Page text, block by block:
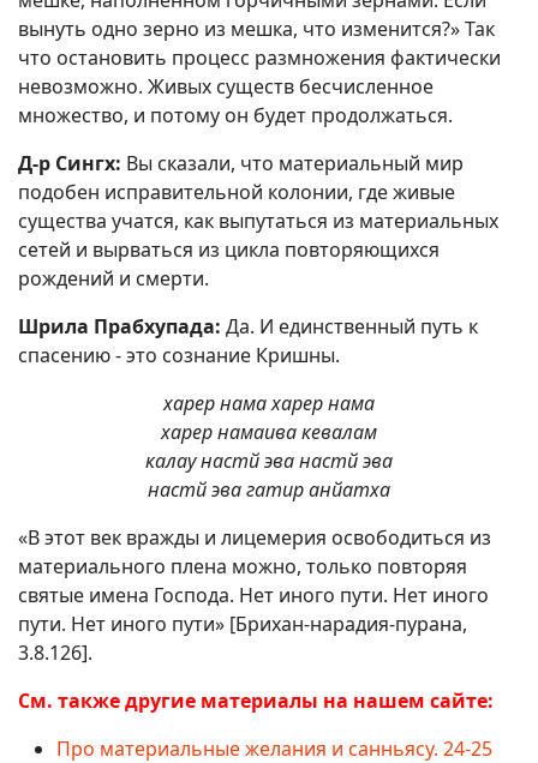
вынуть одно зерно из мешка, что изменится?» Так
что остановить процесс размножения фактически
невозможно. Живых существ бесчисленное
множество, и потому он будет продолжаться.
Д-р Сингх: Вы сказали, что материальный мир
подобен исправительной колонии, где живые
существа учатся, как выпутаться из материальных
сетей и вырваться из цикла повторяющихся
рождений и смерти.
Шрила Прабхупада: Да. И единственный путь к
спасению - это сознание Кришны.
харер нама харер нама
харер намаива кевалам
калау настй эва настй эва
настй эва гатир анйатха
«В этот век вражды и лицемерия освободиться из
материального плена можно, только повторяя
святые имена Господа. Нет иного пути. Нет иного
пути. Нет иного пути» [Брихан-нарадия-пурана,
3.8.126].
См. также другие материалы на нашем сайте:
Про материальные желания и санньясу. 24-25